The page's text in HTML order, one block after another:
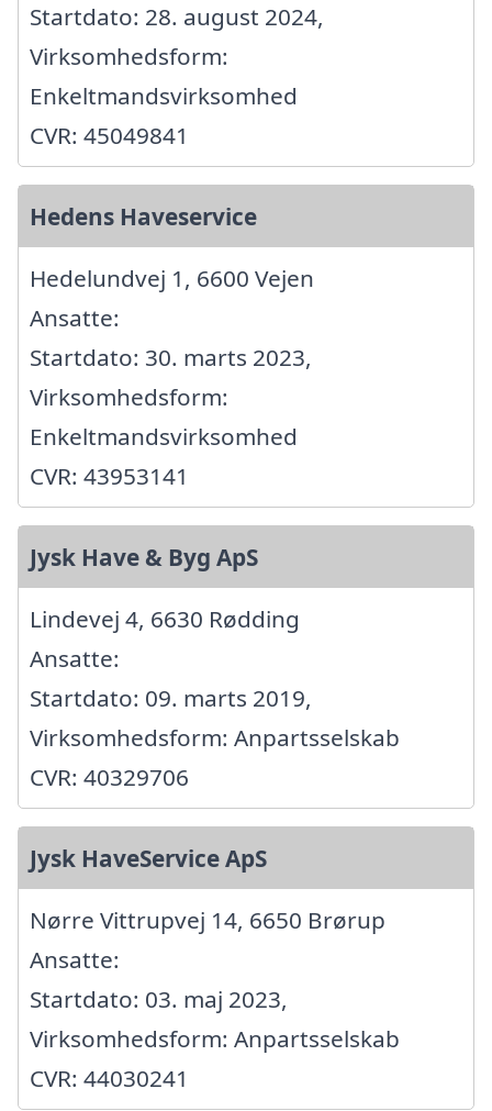
Startdato: 28. august 2024,
Virksomhedsform:
Enkeltmandsvirksomhed
CVR: 45049841
Hedens Haveservice
Hedelundvej 1, 6600 Vejen
Ansatte:
Startdato: 30. marts 2023,
Virksomhedsform:
Enkeltmandsvirksomhed
CVR: 43953141
Jysk Have & Byg ApS
Lindevej 4, 6630 Rødding
Ansatte:
Startdato: 09. marts 2019,
Virksomhedsform: Anpartsselskab
CVR: 40329706
Jysk HaveService ApS
Nørre Vittrupvej 14, 6650 Brørup
Ansatte:
Startdato: 03. maj 2023,
Virksomhedsform: Anpartsselskab
CVR: 44030241